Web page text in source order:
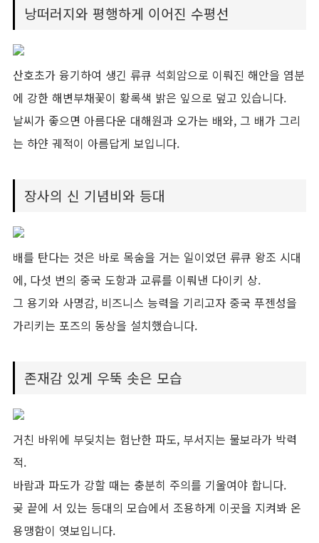
낭떠러지와 평행하게 이어진 수평선
산호초가 융기하여 생긴 류큐 석회암으로 이뤄진 해안을 염분
에 강한 해변부채꽃이 황록색 밝은 잎으로 덮고 있습니다.
날씨가 좋으면 아름다운 대해원과 오가는 배와, 그 배가 그리
는 하얀 궤적이 아름답게 보입니다.
장사의 신 기념비와 등대
배를 탄다는 것은 바로 목숨을 거는 일이었던 류큐 왕조 시대
에, 다섯 번의 중국 도항과 교류를 이뤄낸 다이키 상.
그 용기와 사명감, 비즈니스 능력을 기리고자 중국 푸젠성을
가리키는 포즈의 동상을 설치했습니다.
존재감 있게 우뚝 솟은 모습
거친 바위에 부딪치는 험난한 파도, 부서지는 물보라가 박력
적.
바람과 파도가 강할 때는 충분히 주의를 기울여야 합니다.
곶 끝에 서 있는 등대의 모습에서 조용하게 이곳을 지켜봐 온
용맹함이 엿보입니다.